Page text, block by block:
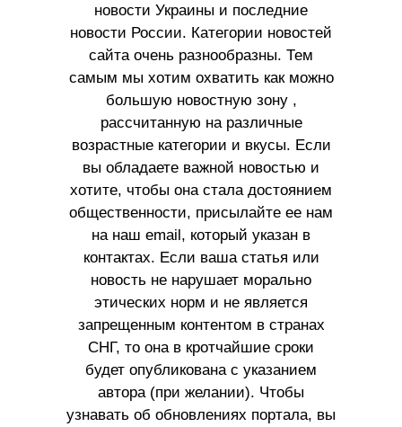
новости Украины и последние
новости России. Категории новостей
сайта очень разнообразны. Тем
самым мы хотим охватить как можно
большую новостную зону ,
рассчитанную на различные
возрастные категории и вкусы. Если
вы обладаете важной новостью и
хотите, чтобы она стала достоянием
общественности, присылайте ее нам
на наш email, который указан в
контактах. Если ваша статья или
новость не нарушает морально
этических норм и не является
запрещенным контентом в странах
СНГ, то она в кротчайшие сроки
будет опубликована с указанием
автора (при желании). Чтобы
узнавать об обновлениях портала, вы